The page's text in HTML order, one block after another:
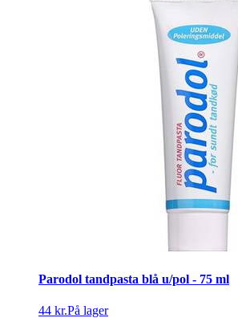
Parodol tandpasta blå u/pol - 75 ml
44 kr.På lager